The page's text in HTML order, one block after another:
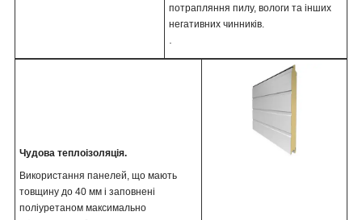
потрапляння пилу, вологи та інших
негативних чинників.
Чудова теплоізоляція.
Використання панелей, що мають
товщину до 40 мм і заповнені
поліуретаном максимально